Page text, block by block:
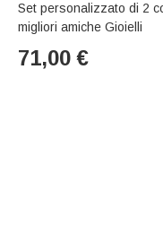
Set personalizzato di 2
migliori amiche Gioielli
71,00 €